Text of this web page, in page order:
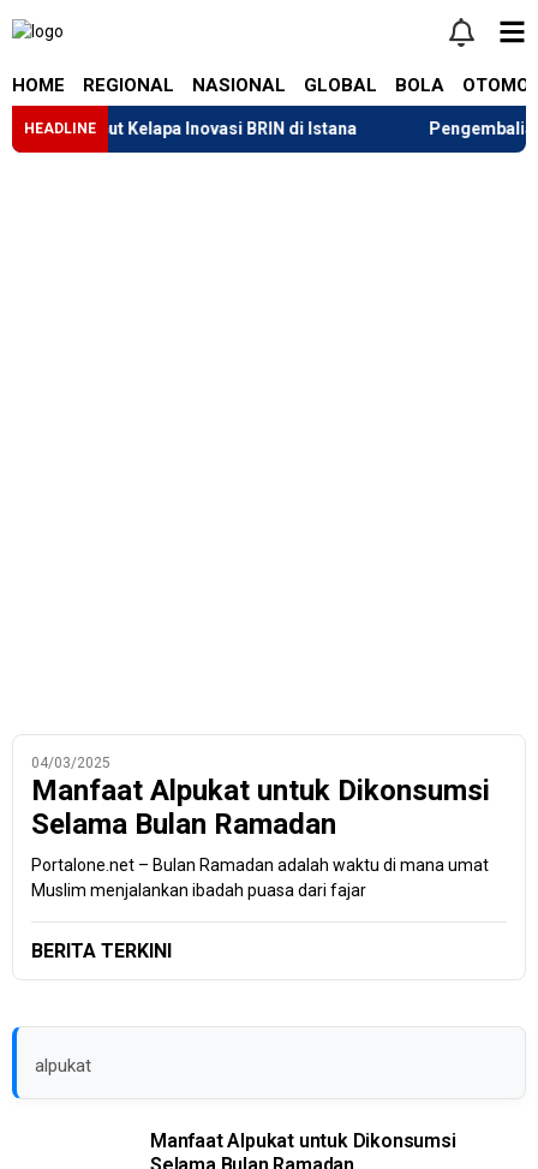
HOME REGIONAL NASIONAL GLOBAL BOLA
HEADLINE
Sabut Kelapa Inovasi BRIN di Istana Pengembalian
04/03/2025
Manfaat Alpukat untuk Dikonsumsi
Selama Bulan Ramadan
Portalone.net – Bulan Ramadan adalah waktu di mana umat
Muslim menjalankan ibadah puasa dari fajar
BERITA TERKINI
alpukat
Manfaat Alpukat untuk Dikonsumsi